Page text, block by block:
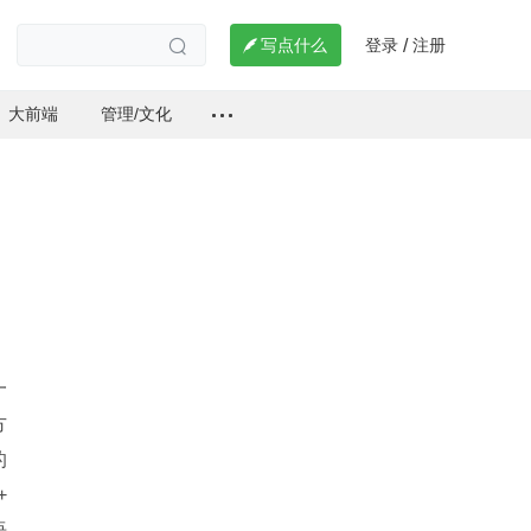
  写点什么 登录 / 注册
大前端 管理/文化